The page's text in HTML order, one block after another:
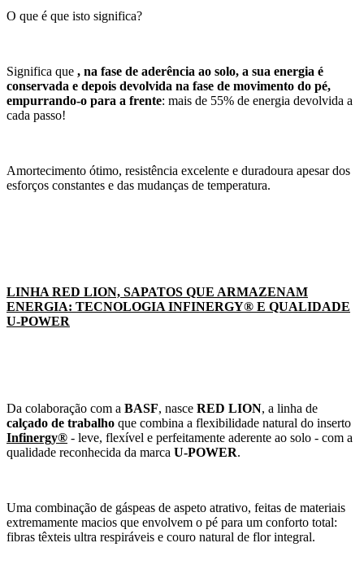
O que é que isto significa?
Significa que , na fase de aderência ao solo, a sua energia é
conservada e depois devolvida na fase de movimento do pé,
empurrando-o para a frente: mais de 55% de energia devolvida a
cada passo!
Amortecimento ótimo, resistência excelente e duradoura apesar dos
esforços constantes e das mudanças de temperatura.
LINHA RED LION, SAPATOS QUE ARMAZENAM
ENERGIA: TECNOLOGIA INFINERGY® E QUALIDADE
U-POWER
Da colaboração com a BASF, nasce RED LION, a linha de
calçado de trabalho que combina a flexibilidade natural do inserto
Infinergy® - leve, flexível e perfeitamente aderente ao solo - com a
qualidade reconhecida da marca U-POWER.
Uma combinação de gáspeas de aspeto atrativo, feitas de materiais
extremamente macios que envolvem o pé para um conforto total:
fibras têxteis ultra respiráveis e couro natural de flor integral.